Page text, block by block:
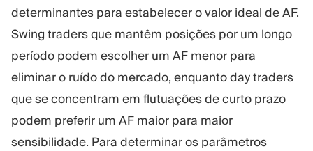
determinantes para estabelecer o valor ideal de AF.
Swing traders que mantêm posições por um longo
período podem escolher um AF menor para
eliminar o ruído do mercado, enquanto day traders
que se concentram em flutuações de curto prazo
podem preferir um AF maior para maior
sensibilidade. Para determinar os parâmetros